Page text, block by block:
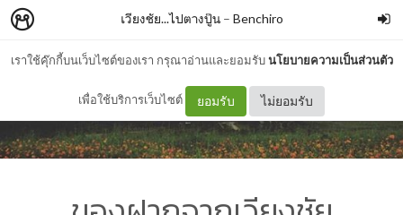
เราใช้คุ๊กกี้บนเว็บไซต์ของเรา กรุณาอ่านและยอมรับนโยบายความเป็นส่วนตัว
เพื่อใช้บริการเว็บไซต์ ยอมรับ ไม่ยอมรับ
เวียงชัย...ไปตางปู๊น– Benchiro